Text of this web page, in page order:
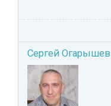
Сергей Огарышев